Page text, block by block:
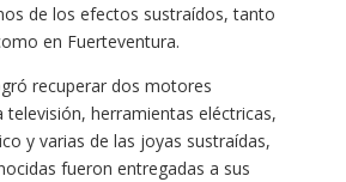
de los efectos sustraídos, tanto
en Fuerteventura.
recuperar dos motores
televisión, herramientas eléctricas,
y varias de las joyas sustraídas,
fueron entregadas a sus